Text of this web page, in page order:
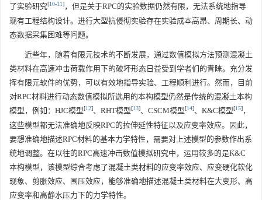
了实验研究[10-11]，但是关于RPC的实验数据仍然有限，无法系统地指导
现有工程结构设计。进行大型抗侵彻实验存在实验成本高昂、周期长、动
态数据采集困难等问题。
近些年，随着有限元技术的不断发展，通过数值模拟方法预测混凝土
类材料在高速冲击荷载作用下的破坏形态日益受到学者们的青睐。充分发
挥有限元软件的优势，可以有效地指导实验、工程顺利进行。然而，目前
对RPC材料进行动态数值模拟所选用的本构模型仍然是传统的混凝土本构
模型，例如：HJC模型[12]、RHT模型[13]、CSCM模型[14]、K&C模型[15]，
这些模型都无法准确地反映RPC的拉伸延性特征以及应变率效应。因此，
要想准确地描述RPC材料的基本力学特性，需要对上述模型的参数作出系
统地调整。在以往的RPC高速冲击数值模拟研究中，运用较多的是K&C
本构模型，该模型综合考虑了混凝土类材料的应变率效应、应变硬化软化
现象、剪胀效应、围压效应，能够准确地描述混凝土类材料在大变形、高
应变率和高静水压力下的力学特性。